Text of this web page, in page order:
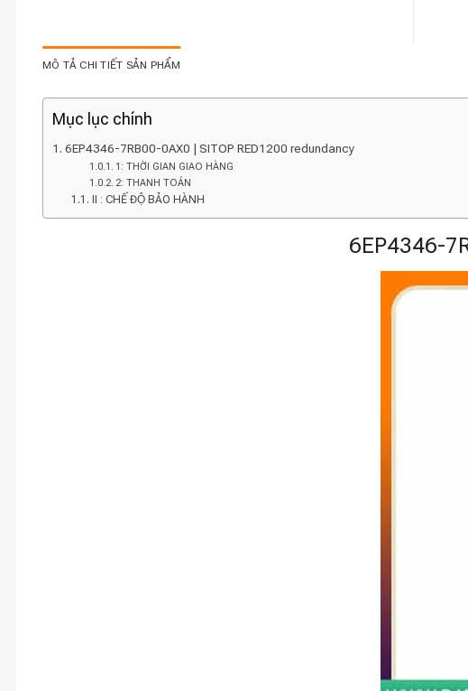
MÔ TẢ CHI TIẾT SẢN PHẨM
Mục lục chính
6EP4346-7RB00-0AX0 | SITOP RED1200 redundancy
1: THỜI GIAN GIAO HÀNG
2: THANH TOÁN
II : CHẾ ĐỘ BẢO HÀNH
6EP4346-